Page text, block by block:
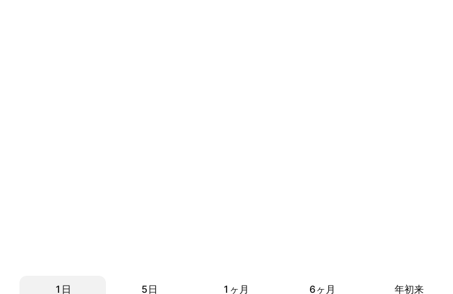
1日 5日 1ヶ月 6ヶ月 年初来